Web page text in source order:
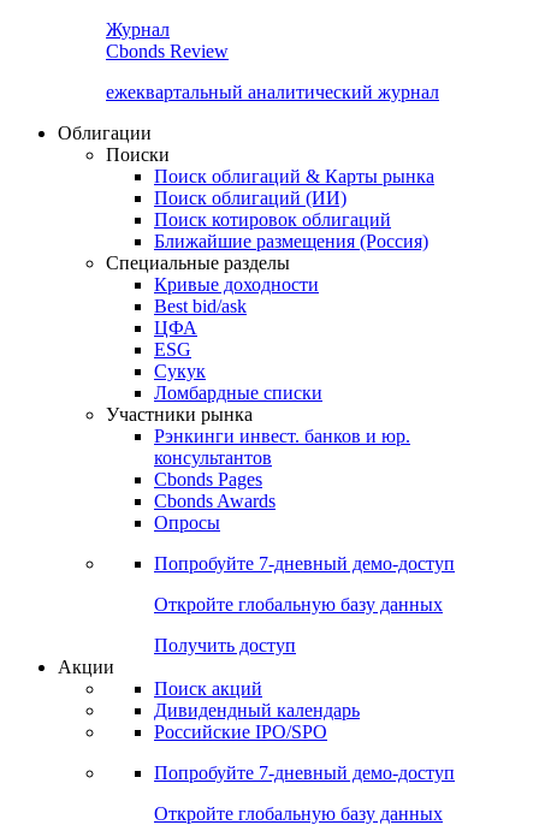
Журнал
Cbonds Review
ежеквартальный аналитический журнал
Облигации
Поиски
Поиск облигаций & Карты рынка
Поиск облигаций (ИИ)
Поиск котировок облигаций
Ближайшие размещения (Россия)
Специальные разделы
Кривые доходности
Best bid/ask
ЦФА
ESG
Сукук
Ломбардные списки
Участники рынка
Рэнкинги инвест. банков и юр.
консультантов
Cbonds Pages
Cbonds Awards
Опросы
Попробуйте 7-дневный демо-доступ
Откройте глобальную базу данных
Получить доступ
Акции
Поиск акций
Дивидендный календарь
Российские IPO/SPO
Попробуйте 7-дневный демо-доступ
Откройте глобальную базу данных